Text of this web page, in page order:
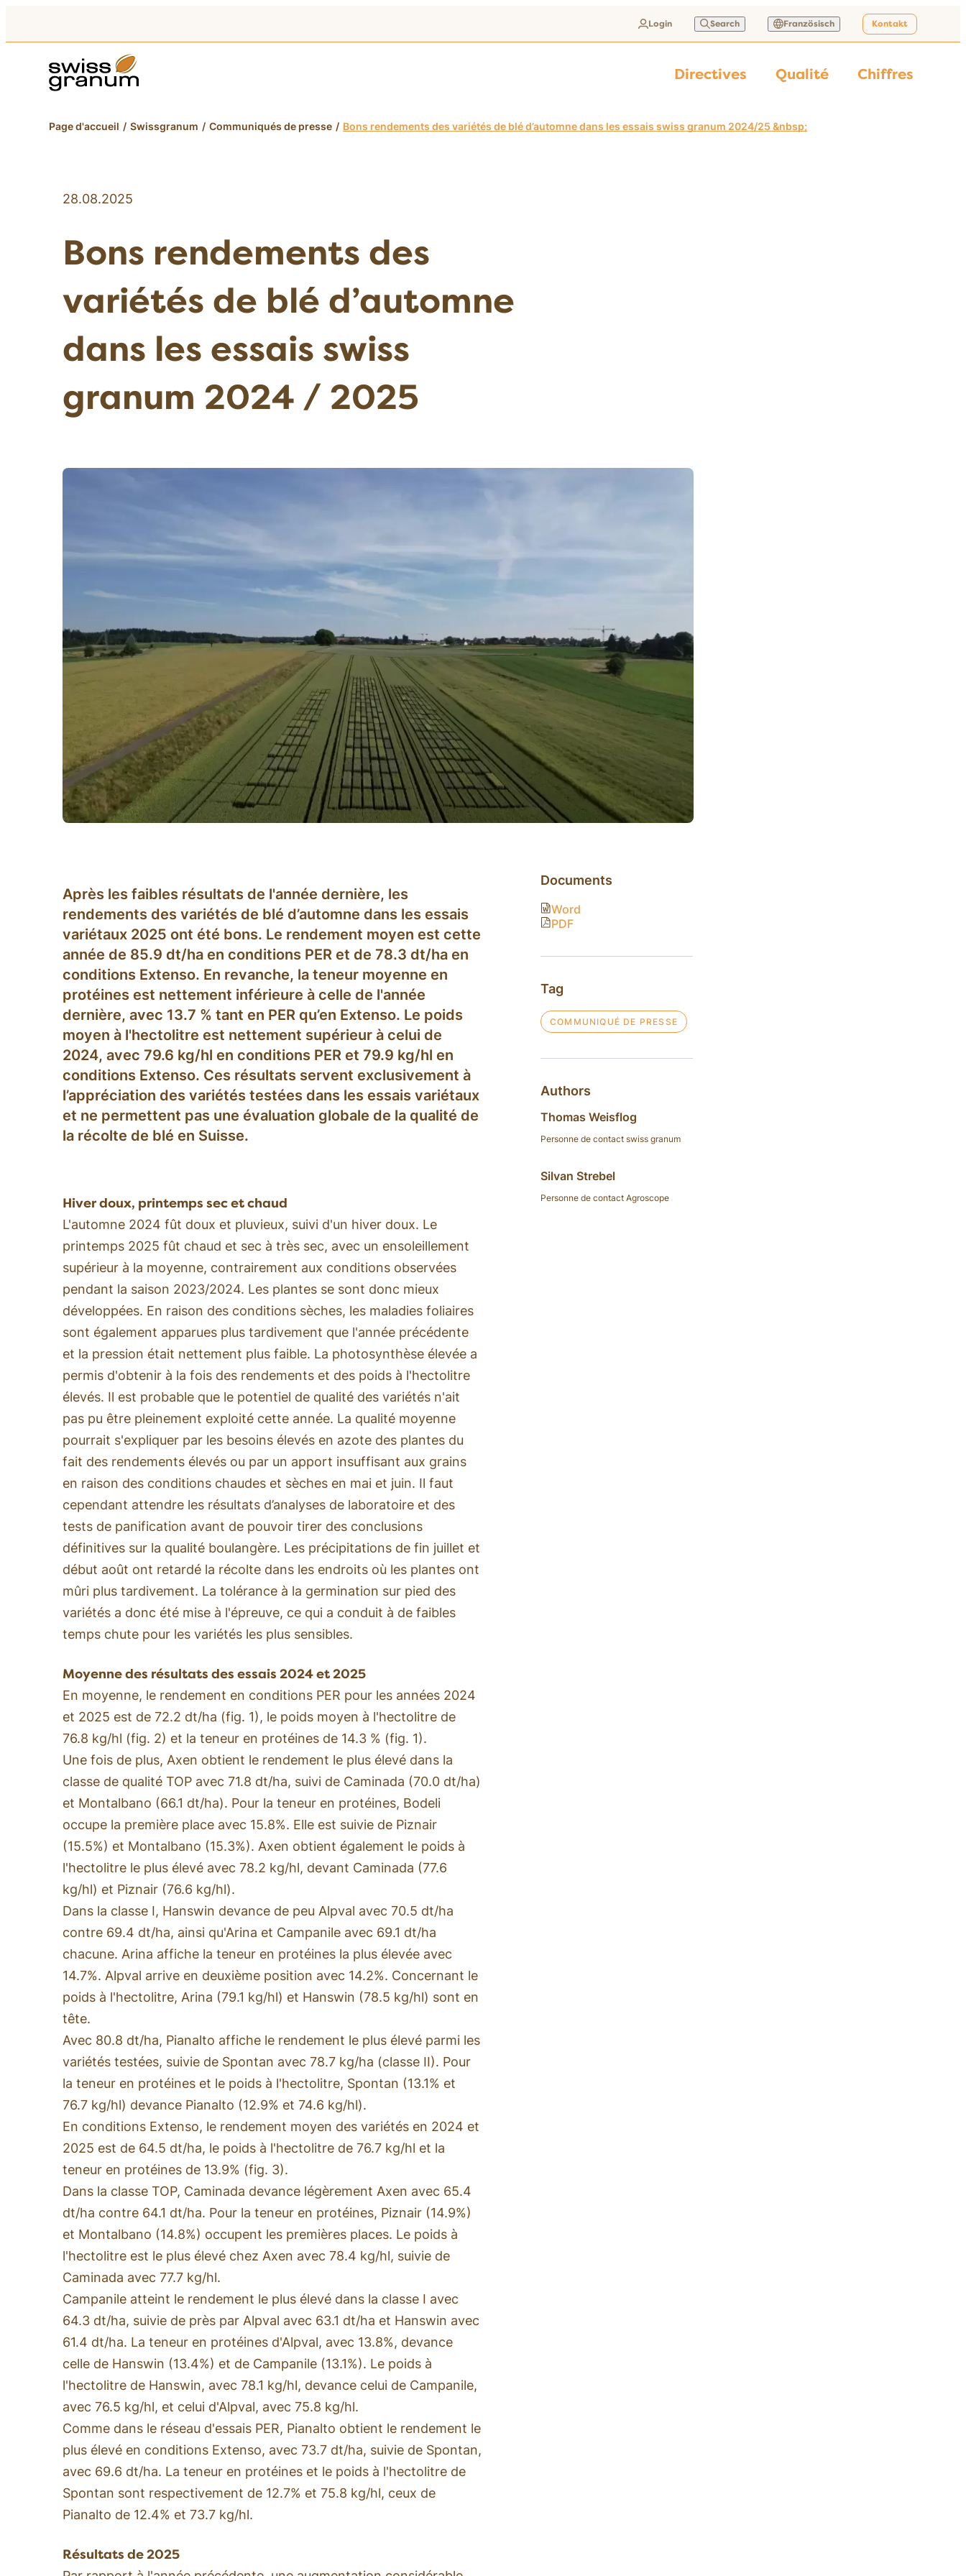
Login Search Französisch Kontakt
Directives Qualité Chiffres
Page d'accueil Swissgranum Communiqués de presse Bons rendements des variétés de blé d’automne dans les essais swiss granum 2024/25 &nbsp;
28.08.2025
Bons rendements des
variétés de blé d’automne
dans les essais swiss
granum 2024 / 2025
Après les faibles résultats de l'année dernière, les
rendements des variétés de blé d’automne dans les essais
variétaux 2025 ont été bons. Le rendement moyen est cette
année de 85.9 dt/ha en conditions PER et de 78.3 dt/ha en
conditions Extenso. En revanche, la teneur moyenne en
protéines est nettement inférieure à celle de l'année
dernière, avec 13.7 % tant en PER qu’en Extenso. Le poids
moyen à l'hectolitre est nettement supérieur à celui de
2024, avec 79.6 kg/hl en conditions PER et 79.9 kg/hl en
conditions Extenso. Ces résultats servent exclusivement à
l’appréciation des variétés testées dans les essais variétaux
et ne permettent pas une évaluation globale de la qualité de
la récolte de blé en Suisse.
Hiver doux, printemps sec et chaud
L'automne 2024 fût doux et pluvieux, suivi d'un hiver doux. Le
printemps 2025 fût chaud et sec à très sec, avec un ensoleillement
supérieur à la moyenne, contrairement aux conditions observées
pendant la saison 2023/2024. Les plantes se sont donc mieux
développées. En raison des conditions sèches, les maladies foliaires
sont également apparues plus tardivement que l'année précédente
et la pression était nettement plus faible. La photosynthèse élevée a
permis d'obtenir à la fois des rendements et des poids à l'hectolitre
élevés. Il est probable que le potentiel de qualité des variétés n'ait
pas pu être pleinement exploité cette année. La qualité moyenne
pourrait s'expliquer par les besoins élevés en azote des plantes du
fait des rendements élevés ou par un apport insuffisant aux grains
en raison des conditions chaudes et sèches en mai et juin. Il faut
cependant attendre les résultats d’analyses de laboratoire et des
tests de panification avant de pouvoir tirer des conclusions
définitives sur la qualité boulangère. Les précipitations de fin juillet et
début août ont retardé la récolte dans les endroits où les plantes ont
mûri plus tardivement. La tolérance à la germination sur pied des
variétés a donc été mise à l'épreuve, ce qui a conduit à de faibles
temps chute pour les variétés les plus sensibles.
Moyenne des résultats des essais 2024 et 2025
En moyenne, le rendement en conditions PER pour les années 2024
et 2025 est de 72.2 dt/ha (fig. 1), le poids moyen à l'hectolitre de
76.8 kg/hl (fig. 2) et la teneur en protéines de 14.3 % (fig. 1).
Une fois de plus, Axen obtient le rendement le plus élevé dans la
classe de qualité TOP avec 71.8 dt/ha, suivi de Caminada (70.0 dt/ha)
et Montalbano (66.1 dt/ha). Pour la teneur en protéines, Bodeli
occupe la première place avec 15.8%. Elle est suivie de Piznair
(15.5%) et Montalbano (15.3%). Axen obtient également le poids à
l'hectolitre le plus élevé avec 78.2 kg/hl, devant Caminada (77.6
kg/hl) et Piznair (76.6 kg/hl).
Dans la classe I, Hanswin devance de peu Alpval avec 70.5 dt/ha
contre 69.4 dt/ha, ainsi qu'Arina et Campanile avec 69.1 dt/ha
chacune. Arina affiche la teneur en protéines la plus élevée avec
14.7%. Alpval arrive en deuxième position avec 14.2%. Concernant le
poids à l'hectolitre, Arina (79.1 kg/hl) et Hanswin (78.5 kg/hl) sont en
tête.
Avec 80.8 dt/ha, Pianalto affiche le rendement le plus élevé parmi les
variétés testées, suivie de Spontan avec 78.7 kg/ha (classe II). Pour
la teneur en protéines et le poids à l'hectolitre, Spontan (13.1% et
76.7 kg/hl) devance Pianalto (12.9% et 74.6 kg/hl).
En conditions Extenso, le rendement moyen des variétés en 2024 et
2025 est de 64.5 dt/ha, le poids à l'hectolitre de 76.7 kg/hl et la
teneur en protéines de 13.9% (fig. 3).
Dans la classe TOP, Caminada devance légèrement Axen avec 65.4
dt/ha contre 64.1 dt/ha. Pour la teneur en protéines, Piznair (14.9%)
et Montalbano (14.8%) occupent les premières places. Le poids à
l'hectolitre est le plus élevé chez Axen avec 78.4 kg/hl, suivie de
Caminada avec 77.7 kg/hl.
Campanile atteint le rendement le plus élevé dans la classe I avec
64.3 dt/ha, suivie de près par Alpval avec 63.1 dt/ha et Hanswin avec
61.4 dt/ha. La teneur en protéines d'Alpval, avec 13.8%, devance
celle de Hanswin (13.4%) et de Campanile (13.1%). Le poids à
l'hectolitre de Hanswin, avec 78.1 kg/hl, devance celui de Campanile,
avec 76.5 kg/hl, et celui d'Alpval, avec 75.8 kg/hl.
Comme dans le réseau d'essais PER, Pianalto obtient le rendement le
plus élevé en conditions Extenso, avec 73.7 dt/ha, suivie de Spontan,
avec 69.6 dt/ha. La teneur en protéines et le poids à l'hectolitre de
Spontan sont respectivement de 12.7% et 75.8 kg/hl, ceux de
Pianalto de 12.4% et 73.7 kg/hl.
Résultats de 2025
Documents
Word
PDF
Tag
COMMUNIQUÉ DE PRESSE
Authors
Thomas Weisflog
Personne de contact swiss granum
Silvan Strebel
Personne de contact Agroscope